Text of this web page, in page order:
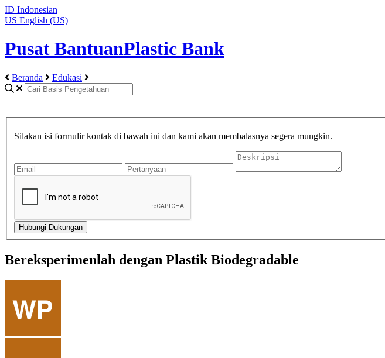
ID Indonesian
US English (US)
Pusat BantuanPlastic Bank
Beranda
Edukasi
Silakan isi formulir kontak di bawah ini dan kami akan membalasnya segera mungkin.
Bereksperimenlah dengan Plastik Biodegradable